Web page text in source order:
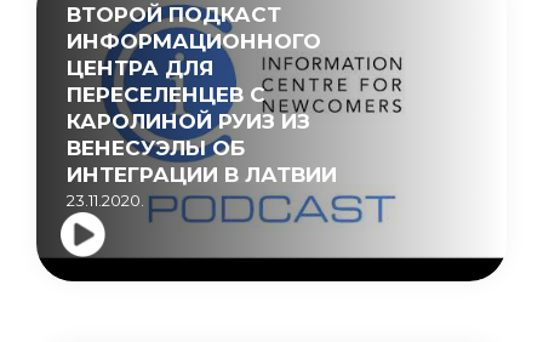
ВТОРОЙ ПОДКАСТ
ИНФОРМАЦИОННОГО
ЦЕНТРА ДЛЯ
ПЕРЕСЕЛЕНЦЕВ С
КАРОЛИНОЙ РУИЗ ИЗ
ВЕНЕСУЭЛЫ ОБ
ИНТЕГРАЦИИ В ЛАТВИИ
23.11.2020.